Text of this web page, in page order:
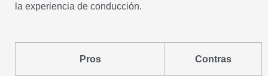
la experiencia de conducción.
Pros Contras